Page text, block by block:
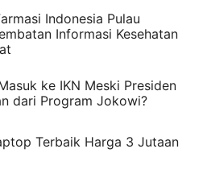
Indonesia Pulau
Informasi Kesehatan
ke IKN Meski Presiden
dari Program Jokowi?
Terbaik Harga 3 Jutaan